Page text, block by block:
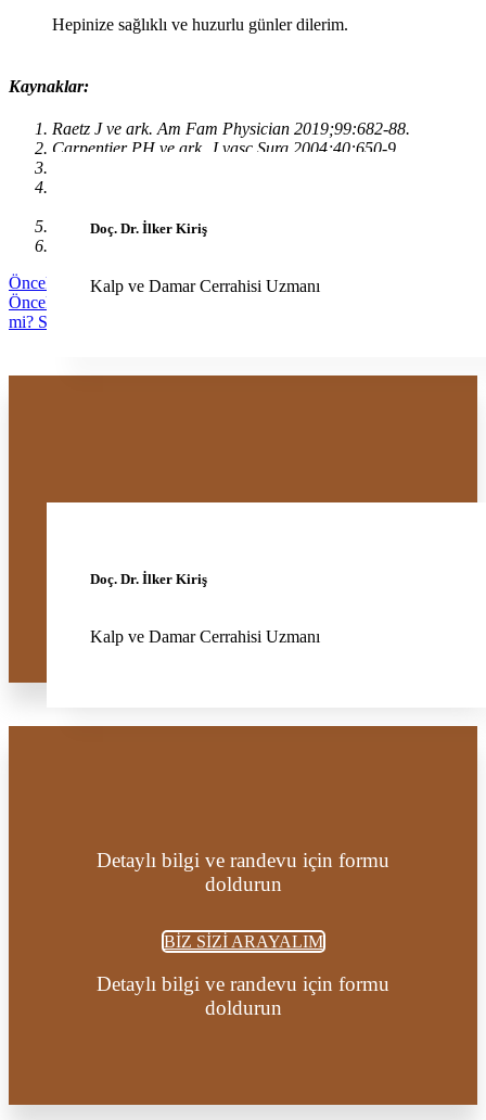
Hepinize sağlıklı ve huzurlu günler dilerim.
Kaynaklar:
Raetz J ve ark. Am Fam Physician 2019;99:682-88.
Carpentier PH ve ark. J vasc Surg 2004;40:650-9.
Ropacka-Lesiak M ve ark. Ginkol Pol 2012;83:939-42.
Önceki makale: Kolajen Varisleriniz İçin Faydalı Olabilir Mi?
Önceki
mi? Sonraki
Doç. Dr. İlker Kiriş
Kalp ve Damar Cerrahisi Uzmanı
Detaylı bilgi ve randevu için formu
BİZ SİZİ ARAYALIM
Doç. Dr. İlker Kiriş
Kalp ve Damar Cerrahisi Uzmanı
Detaylı bilgi ve randevu için formu
doldurun
BİZ SİZİ ARAYALIM
Detaylı bilgi ve randevu için formu
doldurun